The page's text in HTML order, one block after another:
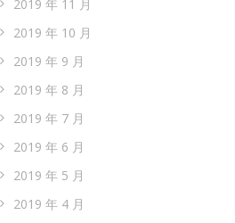
2019 年 11 月
2019 年 10 月
2019 年 9 月
2019 年 8 月
2019 年 7 月
2019 年 6 月
2019 年 5 月
2019 年 4 月